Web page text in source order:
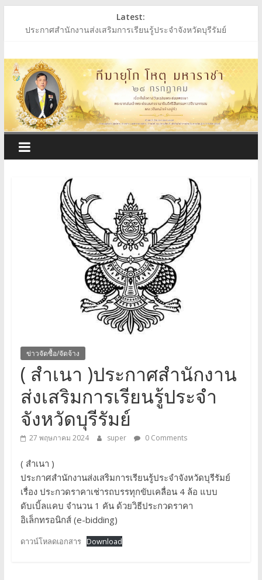
Latest:
ประกาศสำนักงานส่งเสริมการเรียนรู้ประจำจังหวัดบุรีรัมย์
ประกาศผู้ชนะการเสนอราคา ประกวดราคาซื้อหนังสือเรียนฯ
ประกาศสำนักงานส่งเสริมการเรียนรู้ประจำจังหวัดบุรีรัมย์
สำนักงาน
ส่ง
เสริม
การ
เรียน
ประจำ
จังหวัด
บุรีรัมย์
ข่าวจัดซื้อ/จัดจ้าง
( สำเนา )ประกาศสำนักงาน
ส่งเสริมการเรียนรู้ประจำ
จังหวัดบุรีรัมย์
27 พฤษภาคม 2024 super 0 Comments
( สำเนา )
ประกาศสำนักงานส่งเสริมการเรียนรู้ประจำจังหวัดบุรีรัมย์
เรื่อง ประกวดราคาเช่ารถบรรทุกขับเคลื่อน 4 ล้อ แบบ
ดับเบิ้ลแคบ จำนวน 1 คัน ด้วยวิธีประกวดราคา
อิเล็กทรอนิกส์ (e-bidding)
ดาวน์โหลดเอกสาร Download